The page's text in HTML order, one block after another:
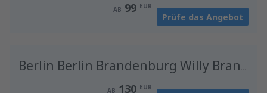
AB 99 EUR
Prüfe das Angebot
AB 130 EUR